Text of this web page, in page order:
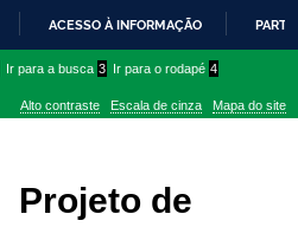
PARA
CONTEÚDO
ACESSO À INFORMAÇÃO
Ir para a busca 3 Ir para o rodapé 4
Alto contraste Escala de cinza Mapa do site
Projeto de